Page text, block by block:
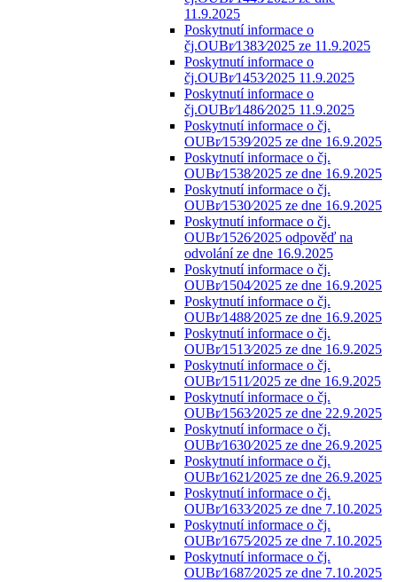
11.9.2025
Poskytnutí informace o
čj.OUBr⁄1383⁄2025 ze 11.9.2025
Poskytnutí informace o
čj.OUBr⁄1453⁄2025 11.9.2025
Poskytnutí informace o
čj.OUBr⁄1486⁄2025 11.9.2025
Poskytnutí informace o čj.
OUBr⁄1539⁄2025 ze dne 16.9.2025
Poskytnutí informace o čj.
OUBr⁄1538⁄2025 ze dne 16.9.2025
Poskytnutí informace o čj.
OUBr⁄1530⁄2025 ze dne 16.9.2025
Poskytnutí informace o čj.
OUBr⁄1526⁄2025 odpověď na
odvolání ze dne 16.9.2025
Poskytnutí informace o čj.
OUBr⁄1504⁄2025 ze dne 16.9.2025
Poskytnutí informace o čj.
OUBr⁄1488⁄2025 ze dne 16.9.2025
Poskytnutí informace o čj.
OUBr⁄1513⁄2025 ze dne 16.9.2025
Poskytnutí informace o čj.
OUBr⁄1511⁄2025 ze dne 16.9.2025
Poskytnutí informace o čj.
OUBr⁄1563⁄2025 ze dne 22.9.2025
Poskytnutí informace o čj.
OUBr⁄1630⁄2025 ze dne 26.9.2025
Poskytnutí informace o čj.
OUBr⁄1621⁄2025 ze dne 26.9.2025
Poskytnutí informace o čj.
OUBr⁄1633⁄2025 ze dne 7.10.2025
Poskytnutí informace o čj.
OUBr⁄1675⁄2025 ze dne 7.10.2025
Poskytnutí informace o čj.
OUBr⁄1687⁄2025 ze dne 7.10.2025